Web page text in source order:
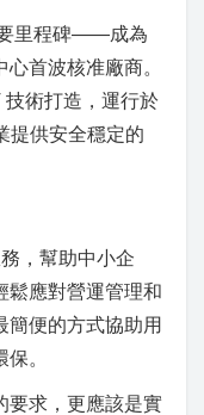
里程碑——成為
首波核准廠商。
術打造，運行於
提供安全穩定的
，幫助中小企
鬆應對營運管理和
簡便的方式協助用
。
要求，更應該是實